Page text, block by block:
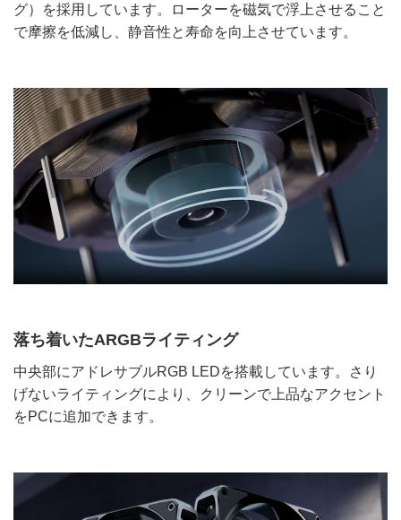
グ）を採用しています。ローターを磁気で浮上させること
で摩擦を低減し、静音性と寿命を向上させています。
落ち着いたARGBライティング
中央部にアドレサブルRGB LEDを搭載しています。さり
げないライティングにより、クリーンで上品なアクセント
をPCに追加できます。